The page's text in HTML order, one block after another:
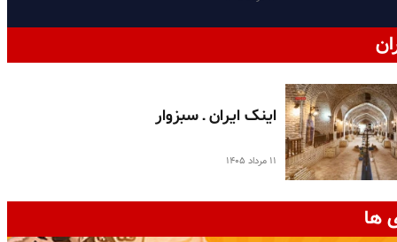
اینک ایران ـ سبزوار
۱۱ مرداد ۱۴۰۵
ها